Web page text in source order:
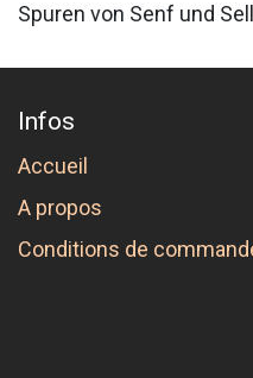
Spuren von Senf und
Infos
Accueil
A propos
Conditions de